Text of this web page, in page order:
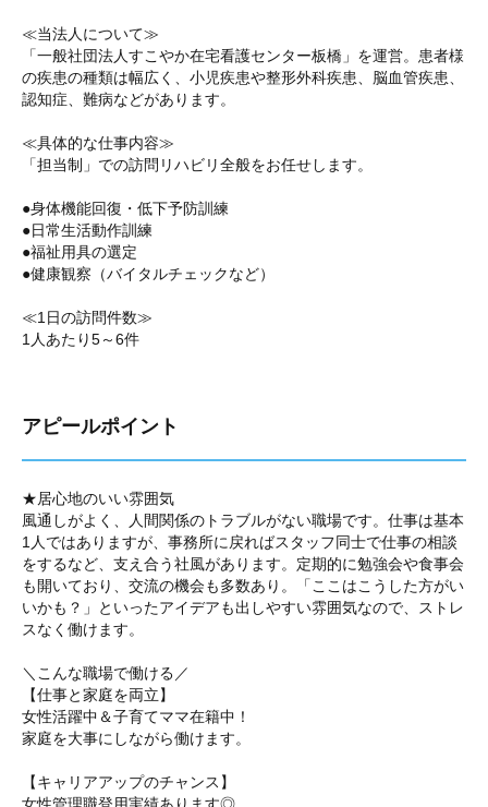
≪当法人について≫
「一般社団法人すこやか在宅看護センター板橋」を運営。患者様
の疾患の種類は幅広く、小児疾患や整形外科疾患、脳血管疾患、
認知症、難病などがあります。
≪具体的な仕事内容≫
「担当制」での訪問リハビリ全般をお任せします。
●身体機能回復・低下予防訓練
●日常生活動作訓練
●福祉用具の選定
●健康観察（バイタルチェックなど）
≪1日の訪問件数≫
1人あたり5～6件
アピールポイント
★居心地のいい雰囲気
風通しがよく、人間関係のトラブルがない職場です。仕事は基本
1人ではありますが、事務所に戻ればスタッフ同士で仕事の相談
をするなど、支え合う社風があります。定期的に勉強会や食事会
も開いており、交流の機会も多数あり。「ここはこうした方がい
いかも？」といったアイデアも出しやすい雰囲気なので、ストレ
スなく働けます。
＼こんな職場で働ける／
【仕事と家庭を両立】
女性活躍中＆子育てママ在籍中！
家庭を大事にしながら働けます。
【キャリアアップのチャンス】